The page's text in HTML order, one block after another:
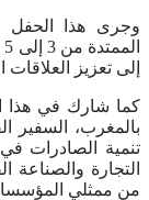
وجرى هذا الحفل
إلى تعزيز
كما شارك في هذا
بالمغرب، السفير
التجارة والصناعة
من ممثلي